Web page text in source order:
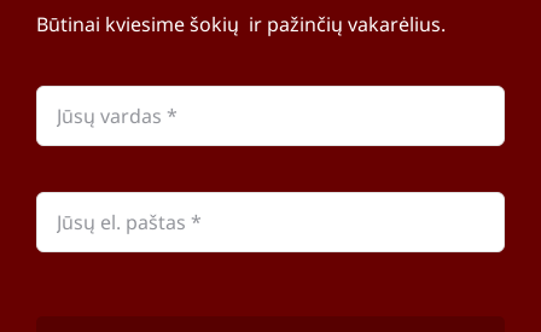
Būtinai kviesime šokių ir pažinčių vakarėlius.